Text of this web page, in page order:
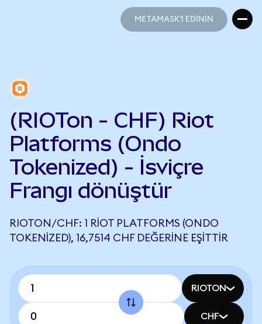
METAMASK'I EDİNİN
(RIOTon - CHF) Riot
Platforms (Ondo
Tokenized) - İsviçre
Frangı dönüştür
RIOTON/CHF: 1 RIOT PLATFORMS (ONDO
TOKENIZED), 16,7514 CHF DEĞERINE EŞITTIR
RIOTON
CHF